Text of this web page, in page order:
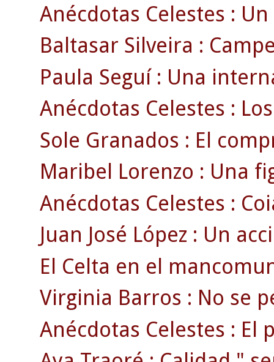
Anécdotas Celestes :
Baltasar Silveira :
Paula Seguí : Una
Anécdotas Celestes :
Sole Granados : El
Maribel Lorenzo : Una
Anécdotas Celestes :
Juan José López : Un
El Celta en el
Virginia Barros : No se
Anécdotas Celestes : El